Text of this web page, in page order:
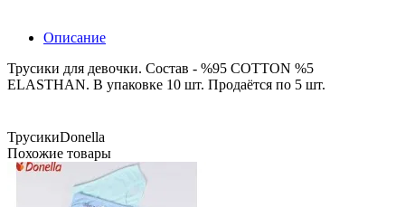
Описание
Трусики для девочки. Состав - %95 COTTON %5
ELASTHAN. В упаковке 10 шт. Продаётся по 5 шт.
ТрусикиDonella
Похожие товары